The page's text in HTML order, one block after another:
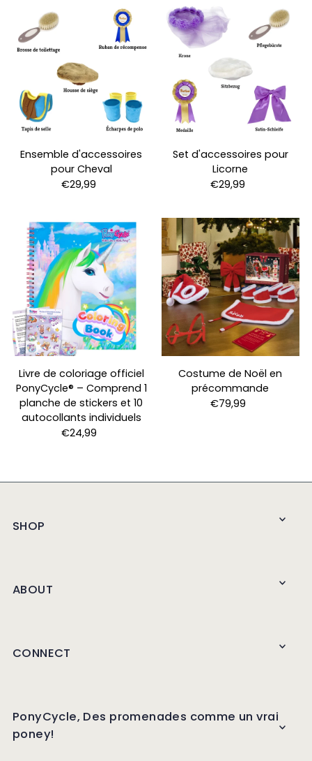
Ensemble d'accessoires
pour Cheval
€29,99
Set d'accessoires pour
Licorne
€29,99
Livre de coloriage officiel
PonyCycle® – Comprend 1
planche de stickers et 10
autocollants individuels
€24,99
Costume de Noël en
précommande
€79,99
SHOP
ABOUT
CONNECT
PonyCycle, Des promenades comme un vrai
poney!